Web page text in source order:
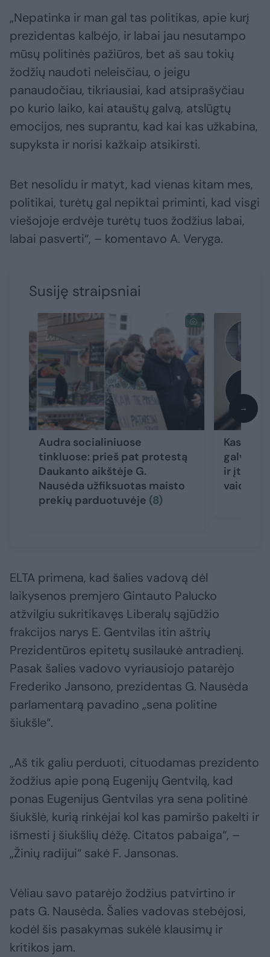
„Nepatinka ir man gal tas politikas, apie kurį
prezidentas kalbėjo, ir labai jau nesutampo
mūsų politinės pažiūros, bet aš sau tokių
žodžių naudoti neleisčiau, o jeigu
panaudočiau, tikriausiai, kad atsiprašyčiau
po kurio laiko, kai atauštų galvą, atslūgtų
emocijos, nes suprantu, kad kai kas užkabina,
supyksta ir norisi kažkaip atsikirsti.
Bet nesolidu ir matyt, kad vienas kitam mes,
politikai, turėtų gal nepiktai priminti, kad visgi
viešojoje erdvėje turėtų tuos žodžius labai,
labai pasverti“, – komentavo A. Veryga.
Susiję straipsniai
Audra socialiniuose
tinkluose: prieš pat protestą
Daukanto aikštėje G.
Nausėda užfiksuotas maisto
prekių parduotuvėje (8)
Kas
ir
→
ELTA primena, kad šalies vadovą dėl
laikysenos premjero Gintauto Palucko
atžvilgiu sukritikavęs Liberalų sąjūdžio
frakcijos narys E. Gentvilas itin aštrių
Prezidentūros epitetų susilaukė antradienį.
Pasak šalies vadovo vyriausiojo patarėjo
Frederiko Jansono, prezidentas G. Nausėda
parlamentarą pavadino „sena politine
šiukšle“.
„Aš tik galiu perduoti, cituodamas prezidento
žodžius apie poną Eugenijų Gentvilą, kad
ponas Eugenijus Gentvilas yra sena politinė
šiukšlė, kurią rinkėjai kol kas pamiršo pakelti ir
išmesti į šiukšlių dėžę. Citatos pabaiga“, –
„Žinių radijui“ sakė F. Jansonas.
Vėliau savo patarėjo žodžius patvirtino ir
pats G. Nausėda. Šalies vadovas stebėjosi,
kodėl šis pasakymas sukėlė klausimų ir
kritikos jam.